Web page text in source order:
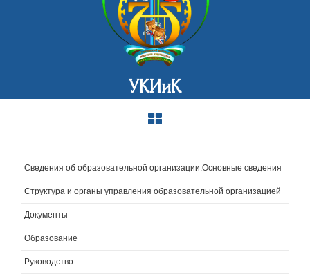
УКИиК
Сведения об образовательной организации.Основные сведения
Структура и органы управления образовательной организацией
Документы
Образование
Руководство